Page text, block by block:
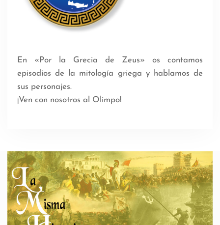
En «Por la Grecia de Zeus» os contamos
episodios de la mitología griega y hablamos de
sus personajes.
¡Ven con nosotros al Olimpo!